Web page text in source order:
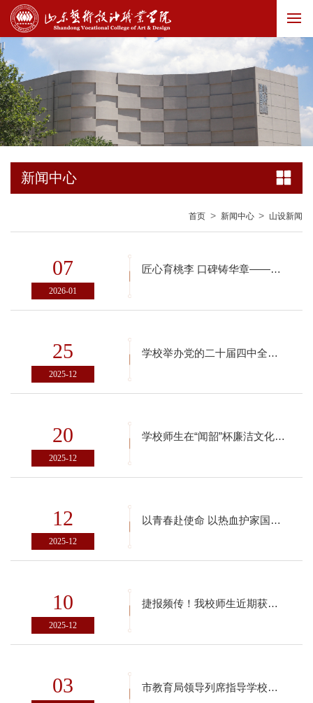
新闻中心
首页 > 新闻中心 > 山设新闻
07
2026-01
匠心育桃李 口碑铸华章——学校2025年师生满意度调查交出亮眼答卷
25
2025-12
学校举办党的二十届四中全会精神学习宣讲会
20
2025-12
学校师生在“闻韶”杯廉洁文化作品创作征集活动中斩获佳绩！
12
2025-12
以青春赴使命 以热血护家国——学校第三党支部党团教育实践活动暨国家公祭日纪念活动纪实
10
2025-12
捷报频传！我校师生近期获奖硕果累累
03 市教育局领导列席指导学校党委理论学习中心组集体学习